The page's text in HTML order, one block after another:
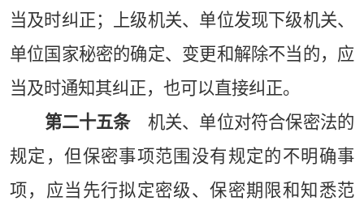
当及时纠正；上级机关、单位发现下级机关、
单位国家秘密的确定、变更和解除不当的，应
当及时通知其纠正，也可以直接纠正。
第二十五条机关、单位对符合保密法的
规定，但保密事项范围没有规定的不明确事
项，应当先行拟定密级、保密期限和知悉范